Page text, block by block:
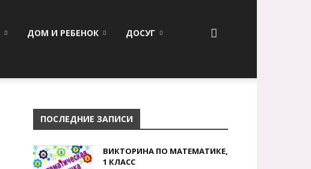
ДОМ И РЕБЕНОК ДОСУГ
ПОСЛЕДНИЕ ЗАПИСИ
ВИКТОРИНА ПО МАТЕМАТИКЕ,
1 КЛАСС